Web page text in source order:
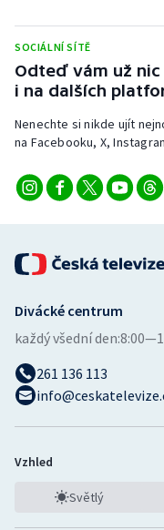
Stolní tenis
Triatlon
Veslování
Volejbal
SOCIÁLNÍ SÍTĚ
Odteď vám už
i na dalších
Nenechte si nikde ujít
na Facebooku, X,
Divácké centrum
každý všední den:
261 136 113
Vzhled
Světlý